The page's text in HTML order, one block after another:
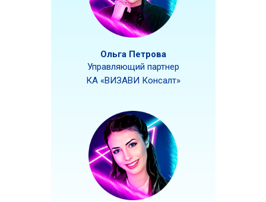
Ольга Петрова
Управляющий партнер
КА «ВИЗАВИ Консалт»